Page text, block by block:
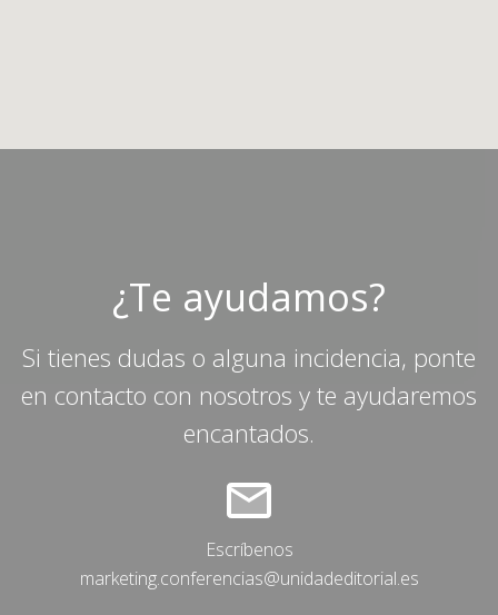
¿Te ayudamos?
Si tienes dudas o alguna incidencia, ponte
en contacto con nosotros y te ayudaremos
encantados.
Escríbenos
marketing.conferencias@unidadeditorial.es